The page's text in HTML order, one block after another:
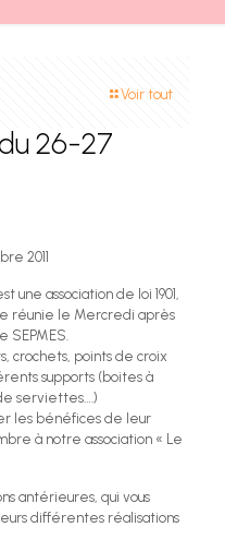
Voir tout
26-27
2011
une association de loi 1901,
réunie le Mercredi après
SEPMES.
crochets, points de croix
supports (boites à
serviettes….)
les bénéfices de leur
à notre association « Le
antérieures, qui vous
différentes réalisations